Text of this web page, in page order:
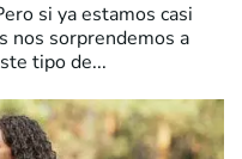
si ya estamos casi
nos sorprendemos a
tipo de...